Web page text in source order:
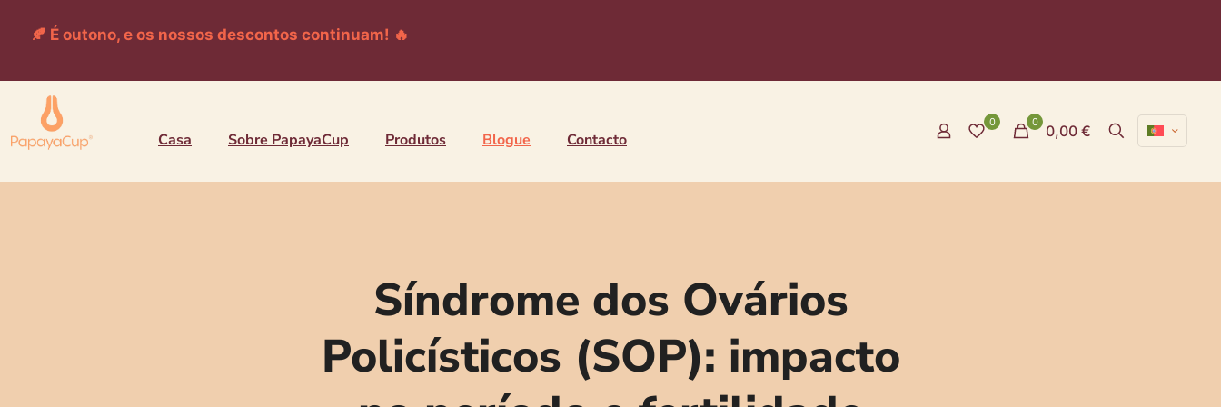
🍂 É outono, e os nossos descontos continuam! 🔥
Casa Sobre PapayaCup Produtos Blogue Contacto
0 0 0,00 €
Síndrome dos Ovários
Policísticos (SOP): impacto